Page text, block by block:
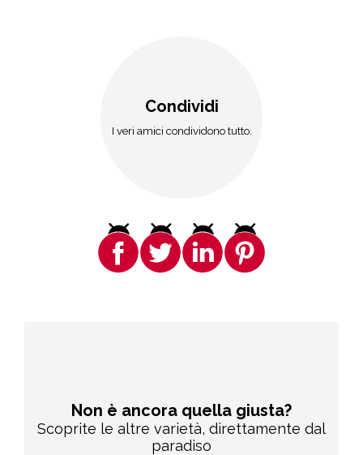
Condividi
I veri amici condividono tutto.
Non è ancora quella giusta?
Scoprite le altre varietà, direttamente dal
paradiso